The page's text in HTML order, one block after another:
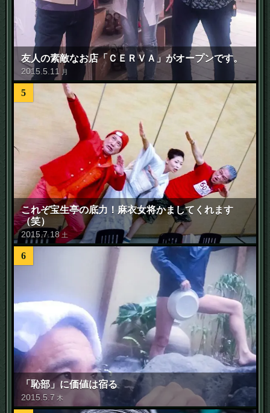
友人の素敵なお店「ＣＥＲＶＡ」がオープンです。
2015 5 11 月
5
これぞ宝生亭の底力！麻衣女将かましてくれます
（笑）
2015.7. 18 土
6
「恥部」に価値は宿る
2015 5 .7 木